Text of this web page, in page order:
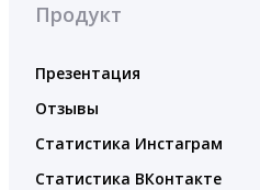
Продукт
Презентация
Отзывы
Статистика Инстаграм
Статистика ВКонтакте